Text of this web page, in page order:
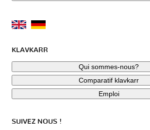
KLAVKARR
Qui sommes-nous?
Comparatif klavkarr
Emploi
SUIVEZ NOUS !